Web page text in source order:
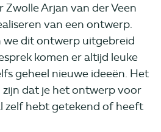
Arjan van der Veen
van een ontwerp.
we dit ontwerp uitgebreid
komen er altijd leuke
geheel nieuwe ideeën. Het
zijn dat je het ontwerp voor
zelf hebt getekend of heeft